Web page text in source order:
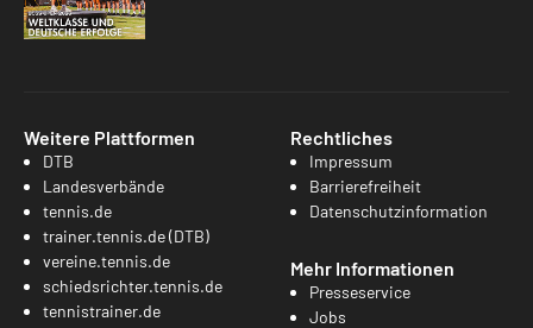
Weitere Plattformen
DTB
Landesverbände
tennis.de
trainer.tennis.de (DTB)
vereine.tennis.de
schiedsrichter.tennis.de
tennistrainer.de
Rechtliches
Impressum
Barrierefreiheit
Datenschutzinformation
Mehr Informationen
Presseservice
Jobs